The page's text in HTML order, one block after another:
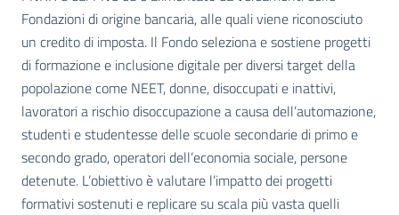
Fondazioni di origine bancaria, alle quali viene riconosciuto
un credito di imposta. Il Fondo seleziona e sostiene progetti
di formazione e inclusione digitale per diversi target della
popolazione come NEET, donne, disoccupati e inattivi,
lavoratori a rischio disoccupazione a causa dell’automazione,
studenti e studentesse delle scuole secondarie di primo e
secondo grado, operatori dell’economia sociale, persone
detenute. L’obiettivo è valutare l’impatto dei progetti
formativi sostenuti e replicare su scala più vasta quelli